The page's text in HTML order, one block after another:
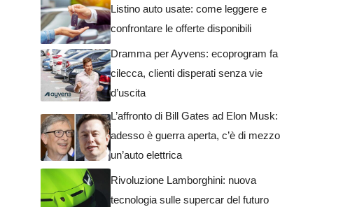
Listino auto usate: come leggere e
confrontare le offerte disponibili
Dramma per Ayvens: ecoprogram fa
cilecca, clienti disperati senza vie
d’uscita
L’affronto di Bill Gates ad Elon Musk:
adesso è guerra aperta, c’è di mezzo
un’auto elettrica
Rivoluzione Lamborghini: nuova
tecnologia sulle supercar del futuro